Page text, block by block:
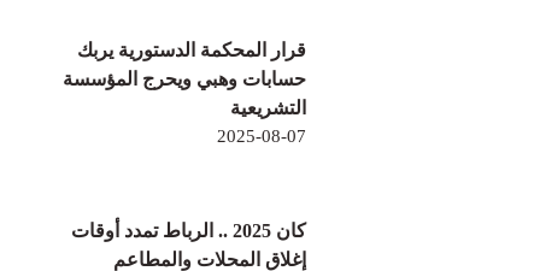
قرار المحكمة الدستورية يربك
حسابات وهبي ويحرج المؤسسة
التشريعية
2025-08-07
كان 2025 .. الرباط تمدد أوقات
إغلاق المحلات والمطاعم